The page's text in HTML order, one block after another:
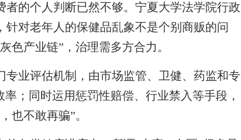
的个人判断已然不够。宁夏大学法学院行政
对老年人的保健品乱象不是个别商贩的问
色产业链”，治理需多方合力。
业评估机制，由市场监管、卫健、药监和专
；同时运用惩罚性赔偿、行业禁入等手段，
也不敢再骗”。